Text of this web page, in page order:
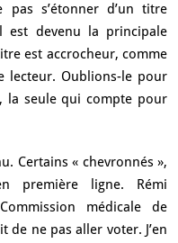
s’étonner d’un titre
est devenu la principale
est accrocheur, comme
lecteur. Oublions-le pour
la seule qui compte pour
Certains « chevronnés »,
première ligne. Rémi
médicale de
de ne pas aller voter. J’en